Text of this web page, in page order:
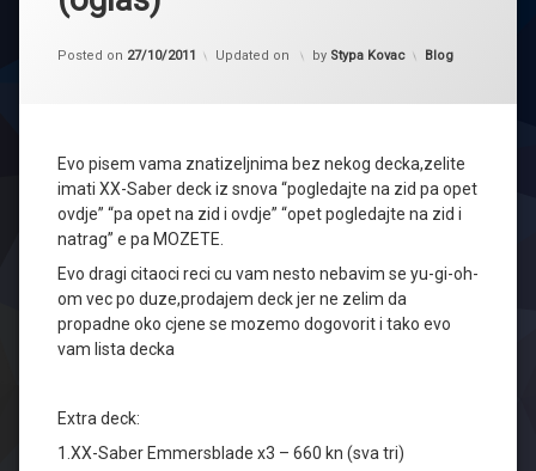
Posted on 27/10/2011 Updated on by Stypa Kovac Kategorije:
Blog
Evo pisem vama znatizeljnima bez nekog decka,zelite
imati XX-Saber deck iz snova “pogledajte na zid pa opet
ovdje” “pa opet na zid i ovdje” “opet pogledajte na zid i
natrag” e pa MOZETE.
Evo dragi citaoci reci cu vam nesto nebavim se yu-gi-oh-
om vec po duze,prodajem deck jer ne zelim da
propadne oko cjene se mozemo dogovorit i tako evo
vam lista decka
Extra deck:
1.XX-Saber Emmersblade x3 – 660 kn (sva tri)